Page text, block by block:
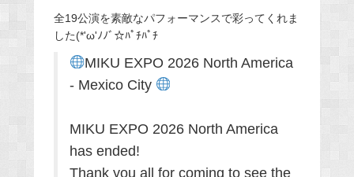
全19公演を素敵なパフォーマンスで彩ってくれま
した(*'ω'ﾉﾉﾞ☆ﾊﾟﾁﾊﾟﾁ
MIKU EXPO 2026 North America
- Mexico City
MIKU EXPO 2026 North America
has ended!
Thank you all for coming to see the